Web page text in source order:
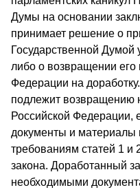
Думы на основании
принимает решение о
Государственной Думой
либо о возвращении его
Федерации на
подлежит возвращению
Российской Федерации,
документы и материалы
требованиям статей 1 и
закона. Доработанный
необходимыми